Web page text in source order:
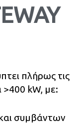
πλήρως τις
>400 kW, με:
συμβάντων